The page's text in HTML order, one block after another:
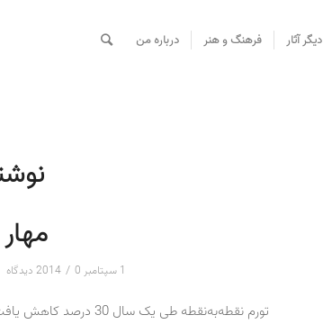
دیگر آثار فرهنگ و هنر درباره من
1 سپتامبر 2014 / 0 دیدگاه
تورم نقطه‌به‌نقطه طی یک سال 30 درصد کاهش یافت